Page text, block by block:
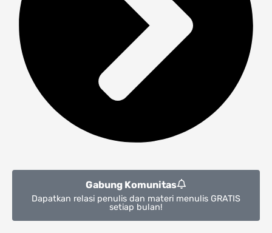
Gabung Komunitas
Dapatkan relasi penulis dan materi menulis GRATIS
setiap bulan!